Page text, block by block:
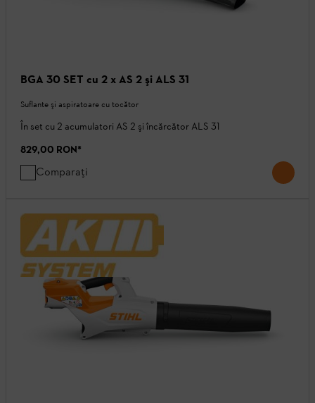
BGA 30 SET cu 2 x AS 2 şi ALS 31
Suflante şi aspiratoare cu tocător
În set cu 2 acumulatori AS 2 şi încărcător ALS 31
829,00 RON*
Comparați